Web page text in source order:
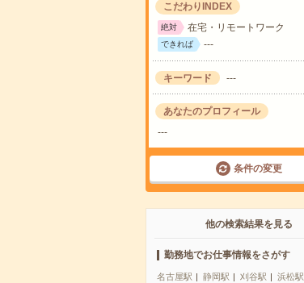
こだわりINDEX
絶対 在宅・リモートワーク
できれば ---
キーワード ---
あなたのプロフィール
---
条件の変更
他の検索結果を見る
勤務地でお仕事情報をさがす
名古屋駅 静岡駅 刈谷駅 浜松駅